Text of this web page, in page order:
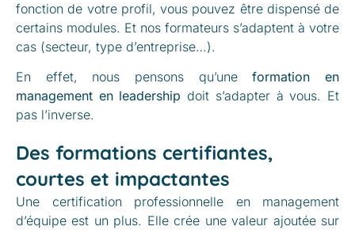
fonction de votre profil, vous pouvez être dispensé de
certains modules. Et nos formateurs s’adaptent à votre
cas (secteur, type d’entreprise…).
En effet, nous pensons qu’uneformation en
management en leadershipdoit s’adapter à vous. Et
pas l’inverse.
Des formations certifiantes,
courtes et impactantes
Une certification professionnelle en management
d’équipe est un plus. Elle crée une valeur ajoutée sur